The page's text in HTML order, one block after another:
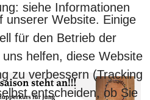
siehe Informationen
unserer Website. Einige
für den Betrieb der
helfen, diese Website
zu verbessern (Tracking
entscheiden, ob Sie